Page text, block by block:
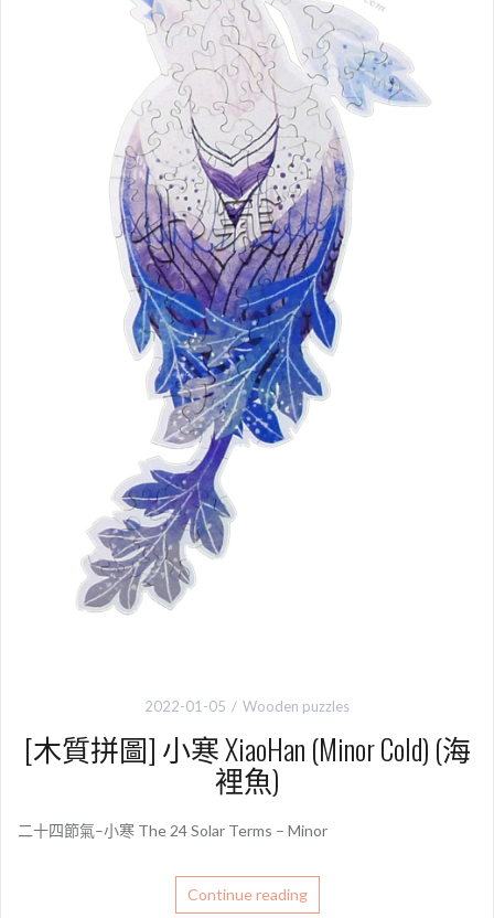
2022-01-05 Wooden puzzles
[木質拼圖] 小寒 XiaoHan (Minor Cold) (海
裡魚)
二十四節氣–小寒 The 24 Solar Terms – Minor
Continue reading